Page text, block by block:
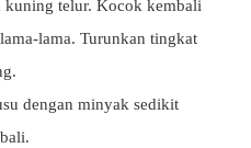
kuning telur. Kocok kembali
lama. Turunkan tingkat
dengan minyak sedikit